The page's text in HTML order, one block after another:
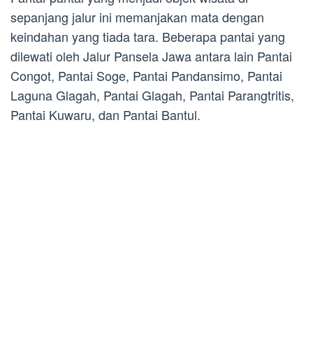
sepanjang jalur ini memanjakan mata dengan
keindahan yang tiada tara. Beberapa pantai yang
dilewati oleh Jalur Pansela Jawa antara lain Pantai
Congot, Pantai Soge, Pantai Pandansimo, Pantai
Laguna Glagah, Pantai Glagah, Pantai Parangtritis,
Pantai Kuwaru, dan Pantai Bantul.